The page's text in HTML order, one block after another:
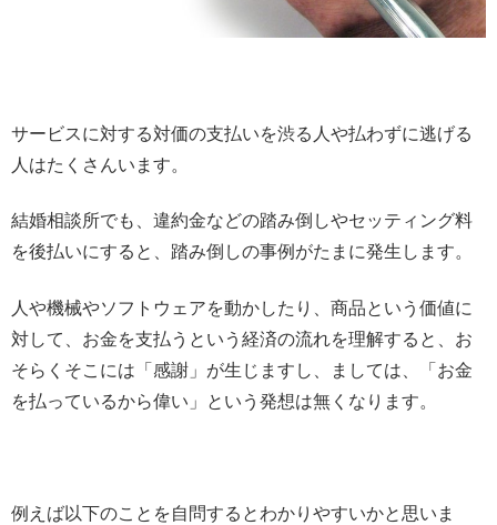
サービスに対する対価の支払いを渋る人や払わずに逃げる
人はたくさんいます。
結婚相談所でも、違約金などの踏み倒しやセッティング料
を後払いにすると、踏み倒しの事例がたまに発生します。
人や機械やソフトウェアを動かしたり、商品という価値に
対して、お金を支払うという経済の流れを理解すると、お
そらくそこには「感謝」が生じますし、ましては、「お金
を払っているから偉い」という発想は無くなります。
例えば以下のことを自問するとわかりやすいかと思いま